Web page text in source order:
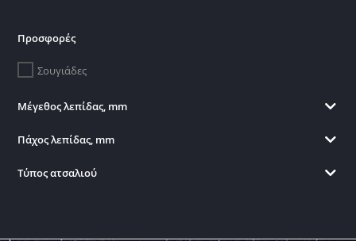
Προσφορές
Σουγιάδες
Μέγεθος λεπίδας, mm
Πάχος λεπίδας, mm
Τύπος ατσαλιού